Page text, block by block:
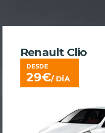
Renault Clio
DESDE
29€/ DÍA